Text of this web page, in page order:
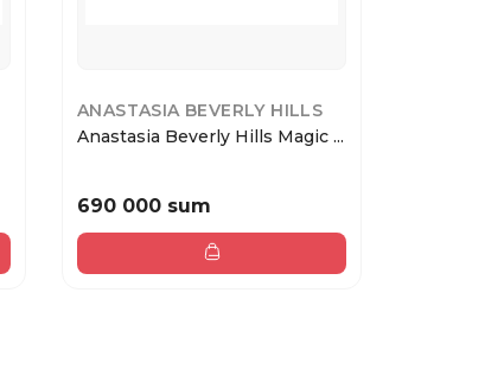
ANASTASIA BEVERLY HILLS
Anastasia Beverly Hills Magic ...
690 000 sum